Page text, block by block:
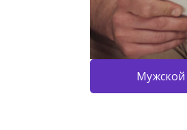
Мужской